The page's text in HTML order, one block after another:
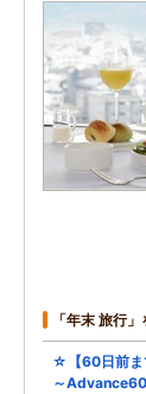
「年末 旅行
☆【60日前ま
～